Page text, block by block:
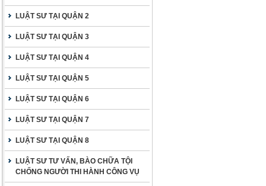
LUẬT SƯ TẠI QUẬN 2
LUẬT SƯ TẠI QUẬN 3
LUẬT SƯ TẠI QUẬN 4
LUẬT SƯ TẠI QUẬN 5
LUẬT SƯ TẠI QUẬN 6
LUẬT SƯ TẠI QUẬN 7
LUẬT SƯ TẠI QUẬN 8
LUẬT SƯ TƯ VẤN, BÀO CHỮA TỘI
CHỐNG NGƯỜI THI HÀNH CÔNG VỤ